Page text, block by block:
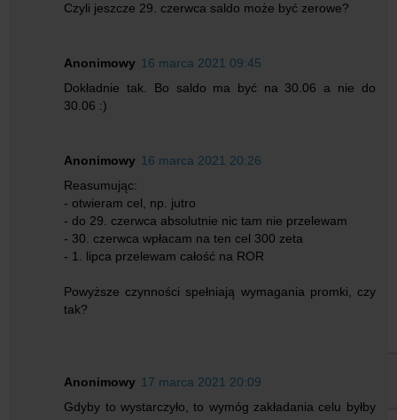
Czyli jeszcze 29. czerwca saldo może być zerowe?
Anonimowy 16 marca 2021 09:45
Dokładnie tak. Bo saldo ma być na 30.06 a nie do
30.06 :)
Anonimowy 16 marca 2021 20:26
Reasumując:
- otwieram cel, np. jutro
- do 29. czerwca absolutnie nic tam nie przelewam
- 30. czerwca wpłacam na ten cel 300 zeta
- 1. lipca przelewam całość na ROR
Powyższe czynności spełniają wymagania promki, czy
tak?
Anonimowy 17 marca 2021 20:09
Gdyby to wystarczyło, to wymóg zakładania celu byłby